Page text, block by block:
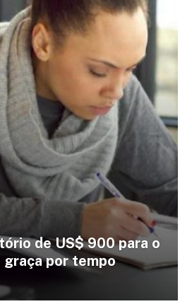
de US$ 900 para o
por tempo